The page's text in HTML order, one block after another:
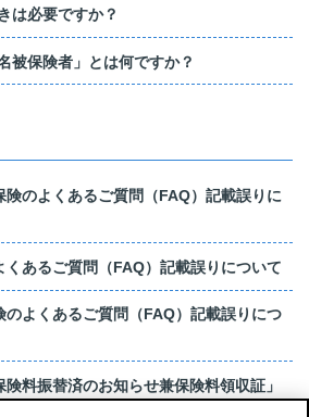
は必要ですか？
被保険者」とは何ですか？
険のよくあるご質問（FAQ）記載誤りに
くあるご質問（FAQ）記載誤りについて
のよくあるご質問（FAQ）記載誤りにつ
険料振替済のお知らせ兼保険料領収証」